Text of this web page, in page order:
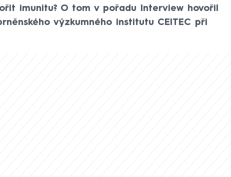
imunitu? O tom v pořadu Interview hovořil
výzkumného institutu CEITEC při